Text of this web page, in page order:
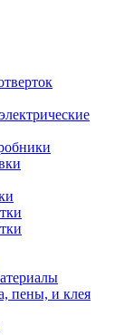
пены, и клея